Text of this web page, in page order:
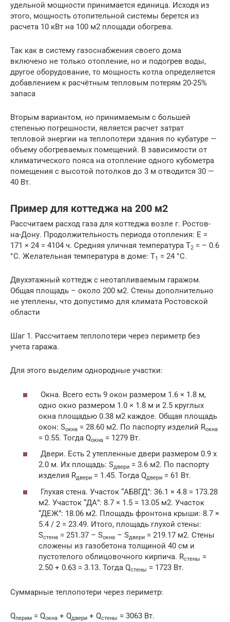
удельной мощности принимается единица. Исходя из
этого, мощность отопительной системы берется из
расчета 10 кВт на 100 м2 площади обогрева.
Так как в систему газоснабжения своего дома
включено не только отопление, но и подогрев воды,
другое оборудование, то мощность котла определяется
добавлением к расчётным тепловым потерям 20-25%
запаса
Вторым вариантом, но принимаемым с большей
степенью погрешности, является расчет затрат
тепловой энергии на теплопотери здания по кубатуре —
объему обогреваемых помещений. В зависимости от
климатического пояса на отопление одного кубометра
помещения с высотой потолков до 3 м отводится 30 —
40 Вт.
Пример для коттеджа на 200 м2
Рассчитаем расход газа для коттеджа возле г. Ростов-
на-Дону. Продолжительность периода отопления: E =
171 × 24 = 4104 ч. Средняя уличная температура T2 = – 0.6
°С. Желательная температура в доме: T1 = 24 °С.
Двухэтажный коттедж с неотапливаемым гаражом.
Общая площадь – около 200 м2. Стены дополнительно
не утеплены, что допустимо для климата Ростовской
области
Шаг 1. Рассчитаем теплопотери через периметр без
учета гаража.
Для этого выделим однородные участки:
Окна. Всего есть 9 окон размером 1.6 × 1.8 м,
одно окно размером 1.0 × 1.8 м и 2.5 круглых
окна площадью 0.38 м2 каждое. Общая площадь
окон: Sокна = 28.60 м2. По паспорту изделий Rокна
= 0.55. Тогда Qокна = 1279 Вт.
Двери. Есть 2 утепленные двери размером 0.9 х
2.0 м. Их площадь: Sдвери = 3.6 м2. По паспорту
изделия Rдвери = 1.45. Тогда Qдвери = 61 Вт.
Глухая стена. Участок “АБВГД”: 36.1 × 4.8 = 173.28
м2. Участок “ДА”: 8.7 × 1.5 = 13.05 м2. Участок
“ДЕЖ”: 18.06 м2. Площадь фронтона крыши: 8.7 ×
5.4 / 2 = 23.49. Итого, площадь глухой стены:
Sстена = 251.37 – Sокна – Sдвери = 219.17 м2. Стены
сложены из газобетона толщиной 40 см и
пустотелого облицовочного кирпича. Rстены =
2.50 + 0.63 = 3.13. Тогда Qстены = 1723 Вт.
Суммарные теплопотери через периметр:
Qперим = Qокна + Qдвери + Qстены = 3063 Вт.